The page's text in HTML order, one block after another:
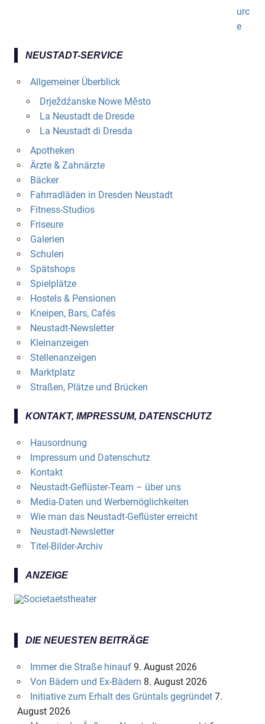
NEUSTADT-SERVICE
Allgemeiner Überblick
Drježdźanske Nowe Město
La Neustadt de Dresde
La Neustadt di Dresda
Apotheken
Ärzte & Zahnärzte
Bäcker
Fahrradläden in Dresden Neustadt
Fitness-Studios
Friseure
Galerien
Schulen
Spätshops
Spielplätze
Hostels & Pensionen
Kneipen, Bars, Cafés
Neustadt-Newsletter
Kleinanzeigen
Stellenanzeigen
Marktplatz
Straßen, Plätze und Brücken
KONTAKT, IMPRESSUM, DATENSCHUTZ
Hausordnung
Impressum und Datenschutz
Kontakt
Neustadt-Geflüster-Team – über uns
Media-Daten und Werbemöglichkeiten
Wie man das Neustadt-Geflüster erreicht
Neustadt-Newsletter
Titel-Bilder-Archiv
ANZEIGE
DIE NEUESTEN BEITRÄGE
Immer die Straße hinauf 9. August 2026
Von Bädern und Ex-Bädern 8. August 2026
Initiative zum Erhalt des Grüntals gegründet 7.
August 2026